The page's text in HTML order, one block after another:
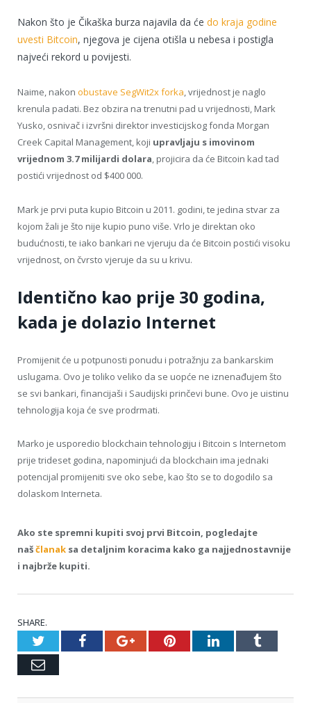
Nakon što je Čikaška burza najavila da će do kraja godine
uvesti Bitcoin, njegova je cijena otišla u nebesa i postigla
najveći rekord u povijesti.
Naime, nakon obustave SegWit2x forka, vrijednost je naglo
krenula padati. Bez obzira na trenutni pad u vrijednosti, Mark
Yusko, osnivač i izvršni direktor investicijskog fonda Morgan
Creek Capital Management, koji upravljaju s imovinom
vrijednom 3.7 milijardi dolara, projicira da će Bitcoin kad tad
postići vrijednost od $400 000.
Mark je prvi puta kupio Bitcoin u 2011. godini, te jedina stvar za
kojom žali je što nije kupio puno više. Vrlo je direktan oko
budućnosti, te iako bankari ne vjeruju da će Bitcoin postići visoku
vrijednost, on čvrsto vjeruje da su u krivu.
Identično kao prije 30 godina,
kada je dolazio Internet
Promijenit će u potpunosti ponudu i potražnju za bankarskim
uslugama. Ovo je toliko veliko da se uopće ne iznenađujem što
se svi bankari, financijaši i Saudijski prinčevi bune. Ovo je uistinu
tehnologija koja će sve prodrmati.
Marko je usporedio blockchain tehnologiju i Bitcoin s Internetom
prije trideset godina, napominjući da blockchain ima jednaki
potencijal promijeniti sve oko sebe, kao što se to dogodilo sa
dolaskom Interneta.
Ako ste spremni kupiti svoj prvi Bitcoin, pogledajte
naščlanak sa detaljnim koracima kako ga najjednostavnije
i najbrže kupiti.
SHARE.
TwitterFacebookGoogle+PinterestLinkedInTumblr
Email